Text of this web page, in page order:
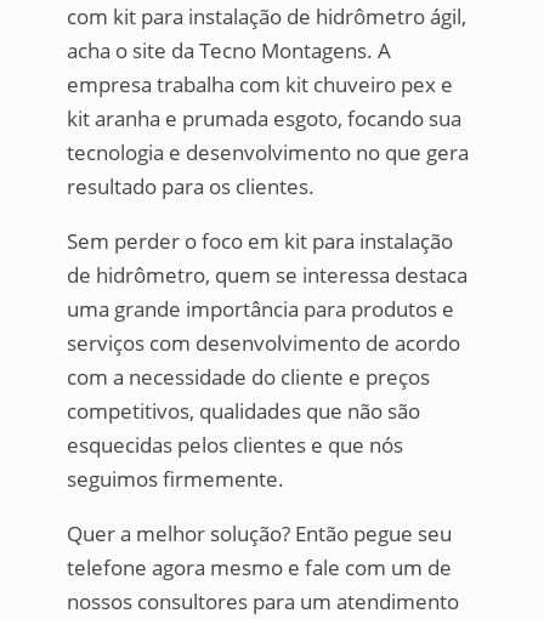
com kit para instalação de hidrômetro ágil,
acha o site da Tecno Montagens. A
empresa trabalha com kit chuveiro pex e
kit aranha e prumada esgoto, focando sua
tecnologia e desenvolvimento no que gera
resultado para os clientes.
Sem perder o foco em kit para instalação
de hidrômetro, quem se interessa destaca
uma grande importância para produtos e
serviços com desenvolvimento de acordo
com a necessidade do cliente e preços
competitivos, qualidades que não são
esquecidas pelos clientes e que nós
seguimos firmemente.
Quer a melhor solução? Então pegue seu
telefone agora mesmo e fale com um de
nossos consultores para um atendimento